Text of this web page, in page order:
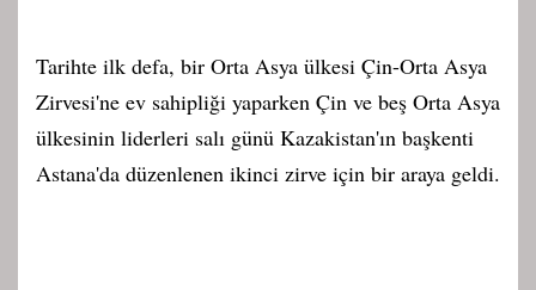
Tarihte ilk defa, bir Orta Asya ülkesi Çin-Orta Asya
Zirvesi'ne ev sahipliği yaparken Çin ve beş Orta Asya
ülkesinin liderleri salı günü Kazakistan'ın başkenti
Astana'da düzenlenen ikinci zirve için bir araya geldi.